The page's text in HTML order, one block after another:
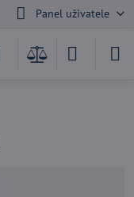
Panel uživatele